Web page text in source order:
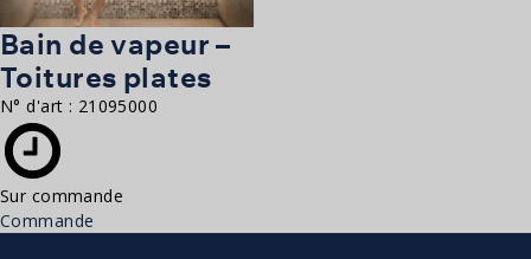
Bain de vapeur –
Toitures plates
N° d'art : 21095000
Sur commande
Commande